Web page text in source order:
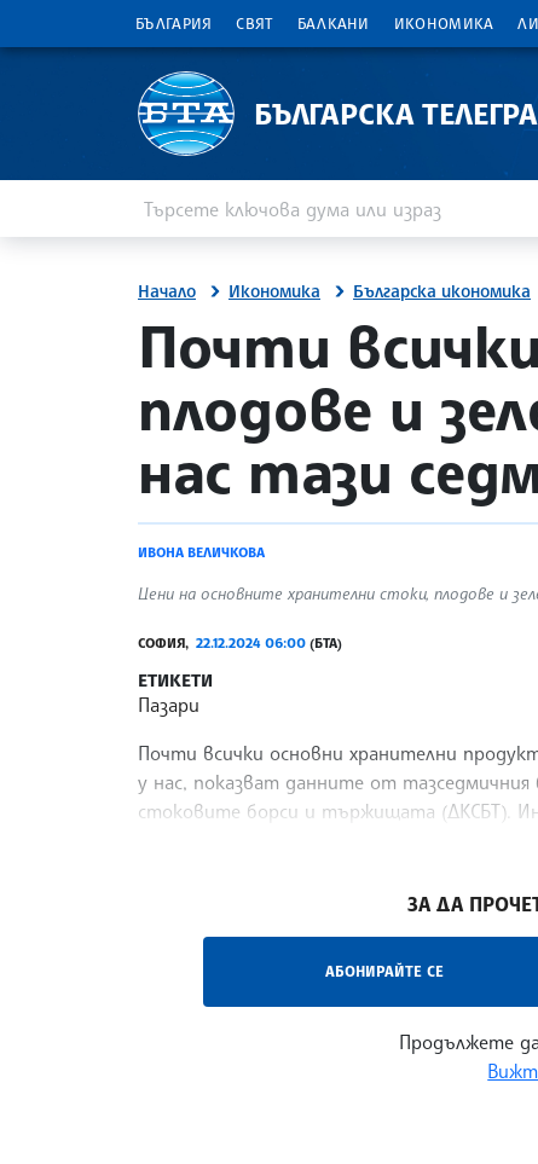
БЪЛГАРИЯ СВЯТ БАЛКАНИ ИКОНОМИКА
БЪЛГАРСКА
Начало Икономика Българска икономика
site.bta
Почти
плодове и
нас тази
ИВОНА ВЕЛИЧКОВА
Цени на основните хранителни стоки, плодове и
СОФИЯ, 22.12.2024 06:00 (БТА)
ЕТИКЕТИ
Пазари
Почти всички основни хранителни
у нас, показват данните от
стоковите борси и тържищата (ДКСБТ).
ЗА ДА
АБОНИРАЙТЕ СЕ
Продължете